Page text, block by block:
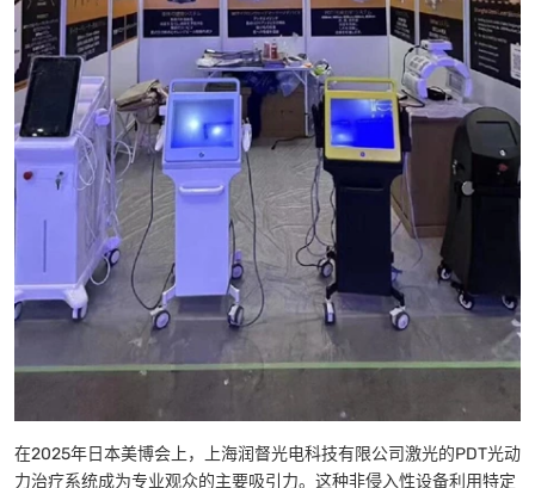
在2025年日本美博会上，上海润督光电科技有限公司激光的PDT光动
力治疗系统成为专业观众的主要吸引力。这种非侵入性设备利用特定